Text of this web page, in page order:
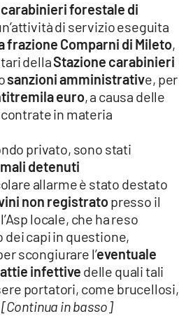
forestale di
di servizio eseguita
frazione Comparni di Mileto,
dellaStazione carabinieri
sanzioni amministrative, per
euro, a causa delle
in materia
privato, sono stati
detenuti
allarme è stato destato
non registratopresso il
locale, che ha reso
capi in questione,
scongiurare l’eventuale
infettive delle quali tali
portatori, come brucellosi,
[Continua in basso]